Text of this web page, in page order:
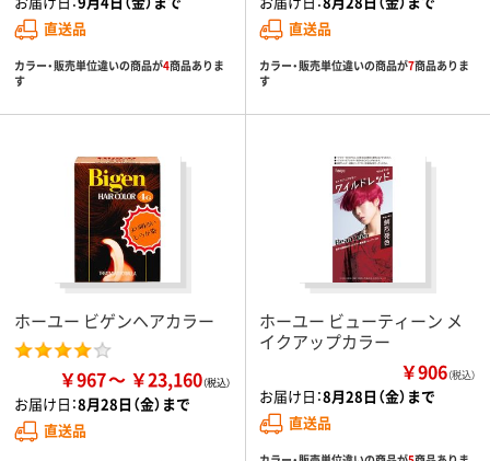
直送品
カラー・販売単位違いの商品が4商品ありま
す
直送品
カラー・販売単位違いの商品が7商品ありま
す
ホーユー ビゲンヘアカラー
￥967 ￥23,160
お届け日：8月28日（金）まで
直送品
ホーユー ビューティーン メ
イクアップカラー
￥906（税込）
お届け日：8月28日（金）まで
直送品